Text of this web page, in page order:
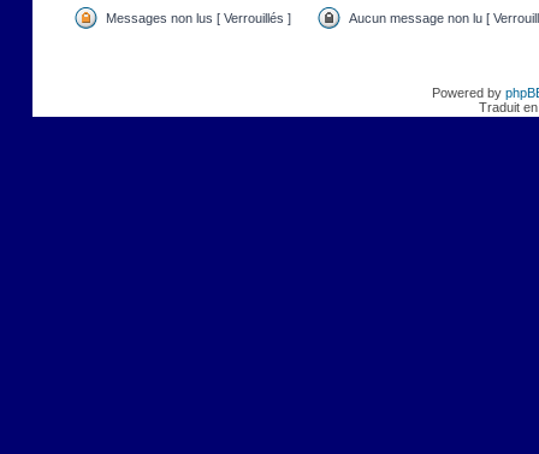
Messages non lus [ Verrouillés ] Aucun message non lu [
Powered by
Traduit